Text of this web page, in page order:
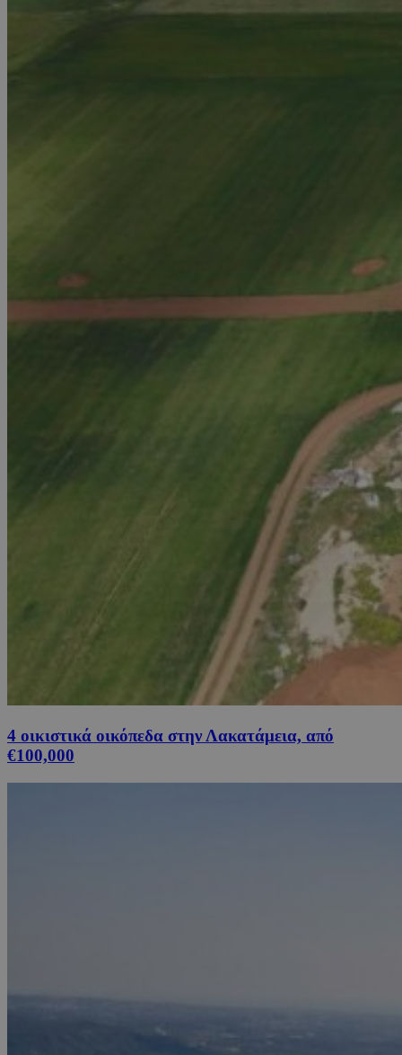
4 οικιστικά οικόπεδα στην Λακατάμεια, από
€100,000